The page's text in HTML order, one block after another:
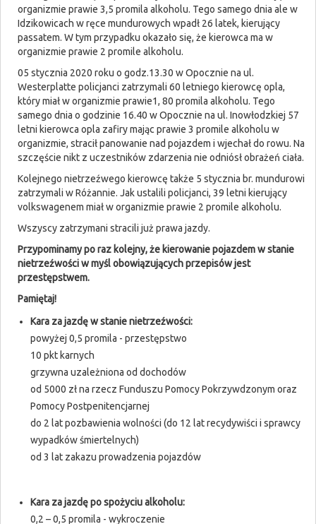
organizmie prawie 3,5 promila alkoholu. Tego samego dnia ale w
Idzikowicach w ręce mundurowych wpadł 26 latek, kierujący
passatem. W tym przypadku okazało się, że kierowca ma w
organizmie prawie 2 promile alkoholu.
05 stycznia 2020 roku o godz.13.30 w Opocznie na ul.
Westerplatte policjanci zatrzymali 60 letniego kierowcę opla,
który miał w organizmie prawie1, 80 promila alkoholu. Tego
samego dnia o godzinie 16.40 w Opocznie na ul. Inowłodzkiej 57
letni kierowca opla zafiry mając prawie 3 promile alkoholu w
organizmie, stracił panowanie nad pojazdem i wjechał do rowu. Na
szczęście nikt z uczestników zdarzenia nie odniósł obrażeń ciała.
Kolejnego nietrzeźwego kierowcę także 5 stycznia br. mundurowi
zatrzymali w Różannie. Jak ustalili policjanci, 39 letni kierujący
volkswagenem miał w organizmie prawie 2 promile alkoholu.
Wszyscy zatrzymani stracili już prawa jazdy.
Przypominamy po raz kolejny, że kierowanie pojazdem w stanie
nietrzeźwości w myśl obowiązujących przepisów jest
przestępstwem.
Pamiętaj!
Kara za jazdę w stanie nietrzeźwości:
powyżej 0,5 promila - przestępstwo
10 pkt karnych
grzywna uzależniona od dochodów
od 5000 zł na rzecz Funduszu Pomocy Pokrzywdzonym oraz
Pomocy Postpenitencjarnej
do 2 lat pozbawienia wolności (do 12 lat recydywiści i sprawcy
wypadków śmiertelnych)
od 3 lat zakazu prowadzenia pojazdów
Kara za jazdę po spożyciu alkoholu:
0,2 – 0,5 promila - wykroczenie